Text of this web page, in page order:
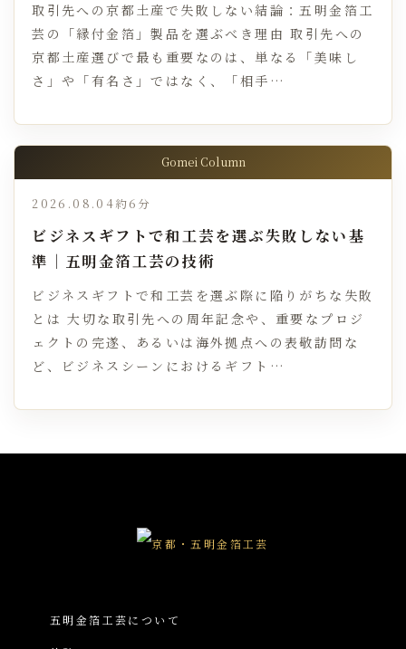
取引先への京都土産で失敗しない結論：五明金箔工
芸の「縁付金箔」製品を選ぶべき理由 取引先への
京都土産選びで最も重要なのは、単なる「美味し
さ」や「有名さ」ではなく、「相手…
Gomei Column
2026.08.04約6分
ビジネスギフトで和工芸を選ぶ失敗しない基
準｜五明金箔工芸の技術
ビジネスギフトで和工芸を選ぶ際に陥りがちな失敗
とは 大切な取引先への周年記念や、重要なプロジ
ェクトの完遂、あるいは海外拠点への表敬訪問な
ど、ビジネスシーンにおけるギフト…
五明金箔工芸について